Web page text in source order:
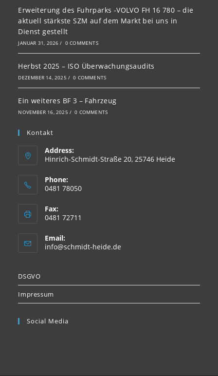
Erweiterung des Fuhrparks -VOLVO FH 16 780 – die
aktuell stärkste SZM auf dem Markt bei uns in
Dienst gestellt
JANUAR 31, 2026 / 0 COMMENTS
Herbst 2025 – ISO Überwachungsaudits
DEZEMBER 14, 2025 / 0 COMMENTS
Ein weiteres BF 3 – Fahrzeug
NOVEMBER 16, 2025 / 0 COMMENTS
Kontakt
Address:
Hinrich-Schmidt-Straße 20, 25746 Heide
Phone:
0481 78050
Fax:
0481 72711
Email:
info@schmidt-heide.de
DSGVO
Impressum
Social Media